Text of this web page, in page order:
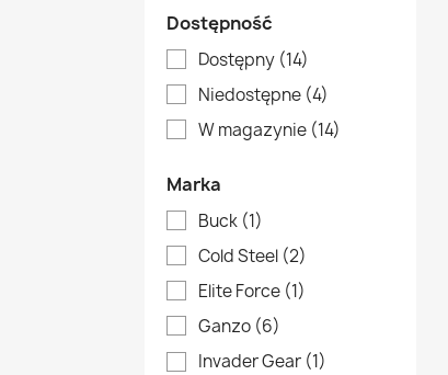
Dostępność
Dostępny (14)
Niedostępne (4)
W magazynie (14)
Marka
Buck (1)
Cold Steel (2)
Elite Force (1)
Ganzo (6)
Invader Gear (1)